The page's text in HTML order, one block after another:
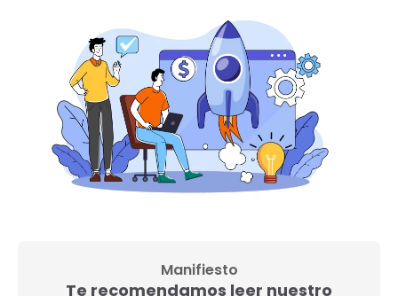
Manifiesto
Te recomendamos leer nuestro